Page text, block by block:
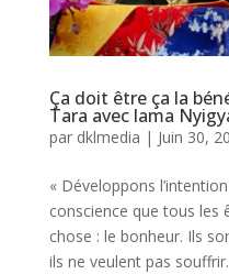
Ça doit être ça la
Tara avec lama
par dklmedia | Juin 30,
« Développons
conscience que tous les
chose : le bonheur. Ils
ils ne veulent pas